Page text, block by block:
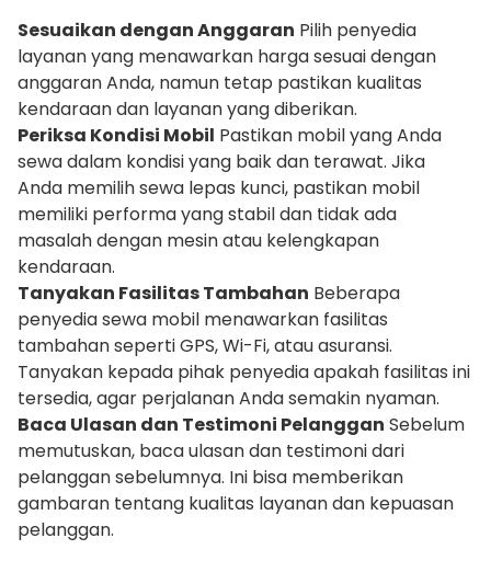
Sesuaikan dengan Anggaran Pilih penyedia
layanan yang menawarkan harga sesuai dengan
anggaran Anda, namun tetap pastikan kualitas
kendaraan dan layanan yang diberikan.
Periksa Kondisi Mobil Pastikan mobil yang Anda
sewa dalam kondisi yang baik dan terawat. Jika
Anda memilih sewa lepas kunci, pastikan mobil
memiliki performa yang stabil dan tidak ada
masalah dengan mesin atau kelengkapan
kendaraan.
Tanyakan Fasilitas Tambahan Beberapa
penyedia sewa mobil menawarkan fasilitas
tambahan seperti GPS, Wi-Fi, atau asuransi.
Tanyakan kepada pihak penyedia apakah fasilitas ini
tersedia, agar perjalanan Anda semakin nyaman.
Baca Ulasan dan Testimoni Pelanggan Sebelum
memutuskan, baca ulasan dan testimoni dari
pelanggan sebelumnya. Ini bisa memberikan
gambaran tentang kualitas layanan dan kepuasan
pelanggan.